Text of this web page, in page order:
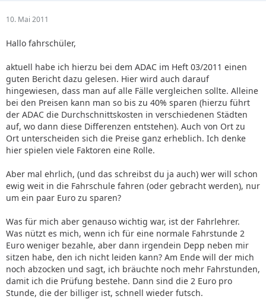
10. Mai 2011
Hallo fahrschüler,
aktuell habe ich hierzu bei dem ADAC im Heft 03/2011 einen
guten Bericht dazu gelesen. Hier wird auch darauf
hingewiesen, dass man auf alle Fälle vergleichen sollte. Alleine
bei den Preisen kann man so bis zu 40% sparen (hierzu führt
der ADAC die Durchschnittskosten in verschiedenen Städten
auf, wo dann diese Differenzen entstehen). Auch von Ort zu
Ort unterscheiden sich die Preise ganz erheblich. Ich denke
hier spielen viele Faktoren eine Rolle.
Aber mal ehrlich, (und das schreibst du ja auch) wer will schon
ewig weit in die Fahrschule fahren (oder gebracht werden), nur
um ein paar Euro zu sparen?
Was für mich aber genauso wichtig war, ist der Fahrlehrer.
Was nützt es mich, wenn ich für eine normale Fahrstunde 2
Euro weniger bezahle, aber dann irgendein Depp neben mir
sitzen habe, den ich nicht leiden kann? Am Ende will der mich
noch abzocken und sagt, ich bräuchte noch mehr Fahrstunden,
damit ich die Prüfung bestehe. Dann sind die 2 Euro pro
Stunde, die der billiger ist, schnell wieder futsch.